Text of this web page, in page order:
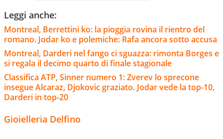
Leggi anche:
Montreal, Berrettini ko: la pioggia rovina il rientro del
romano. Jodar ko e polemiche: Rafa ancora sotto accusa
Montreal, Darderi nel fango ci sguazza: rimonta Borges e
si regala il decimo quarto di finale stagionale
Classifica ATP, Sinner numero 1: Zverev lo sprecone
insegue Alcaraz, Djokovic graziato. Jodar vede la top-10,
Darderi in top-20
Gioielleria Delfino